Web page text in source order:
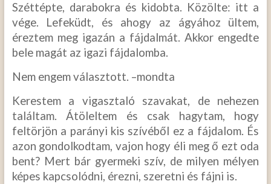
Széttépte, darabokra és kidobta. Közölte: itt a
vége. Lefeküdt, és ahogy az ágyához ültem,
éreztem meg igazán a fájdalmát. Akkor engedte
bele magát az igazi fájdalomba.
Nem engem választott. –mondta
Kerestem a vigasztaló szavakat, de nehezen
találtam. Átöleltem és csak hagytam, hogy
feltörjön a parányi kis szívéből ez a fájdalom. És
azon gondolkodtam, vajon hogy éli meg ő ezt oda
bent? Mert bár gyermeki szív, de milyen mélyen
képes kapcsolódni, érezni, szeretni és fájni is.